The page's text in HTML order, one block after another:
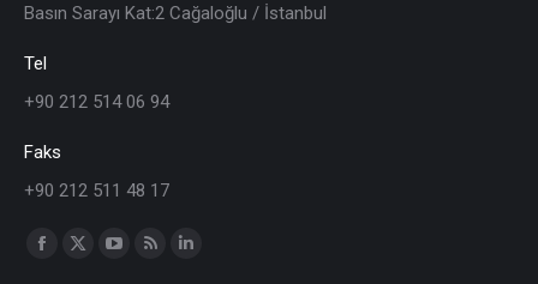
Basın Sarayı Kat:2 Cağaloğlu / İstanbul
Tel
+90 212 514 06 94
Faks
+90 212 511 48 17
Find us on: